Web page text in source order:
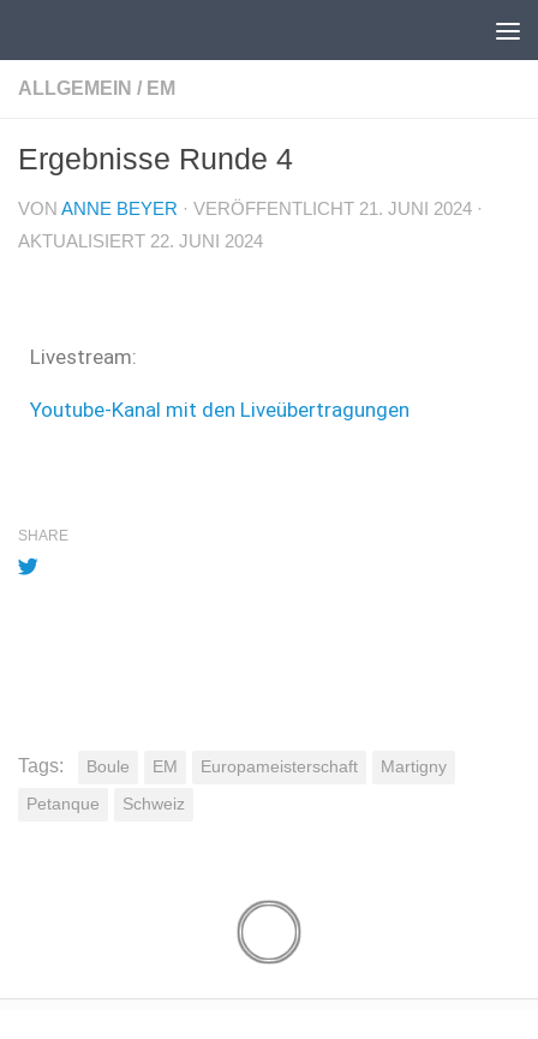
ALLGEMEIN / EM
Ergebnisse Runde 4
VON ANNE BEYER · VERÖFFENTLICHT 21. JUNI 2024 ·
AKTUALISIERT 22. JUNI 2024
Livestream:
Youtube-Kanal mit den Liveübertragungen
SHARE
Tags: Boule EM Europameisterschaft Martigny
Petanque Schweiz